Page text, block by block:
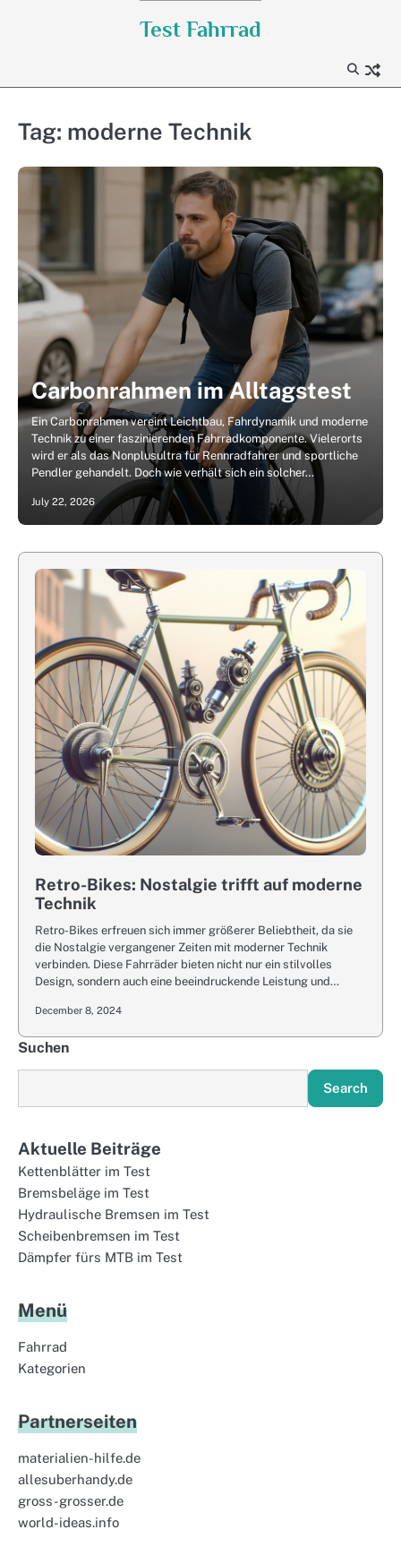
Test Fahrrad
Tag: moderne Technik
Carbonrahmen im Alltagstest
Ein Carbonrahmen vereint Leichtbau, Fahrdynamik und moderne
Technik zu einer faszinierenden Fahrradkomponente. Vielerorts
wird er als das Nonplusultra für Rennradfahrer und sportliche
Pendler gehandelt. Doch wie verhält sich ein solcher…
July 22, 2026
Retro-Bikes: Nostalgie trifft auf moderne
Technik
Retro-Bikes erfreuen sich immer größerer Beliebtheit, da sie
die Nostalgie vergangener Zeiten mit moderner Technik
verbinden. Diese Fahrräder bieten nicht nur ein stilvolles
Design, sondern auch eine beeindruckende Leistung und…
December 8, 2024
Suchen
Search
Aktuelle Beiträge
Kettenblätter im Test
Bremsbeläge im Test
Hydraulische Bremsen im Test
Scheibenbremsen im Test
Dämpfer fürs MTB im Test
Menü
Fahrrad
Kategorien
Partnerseiten
materialien-hilfe.de
allesuberhandy.de
gross-grosser.de
world-ideas.info